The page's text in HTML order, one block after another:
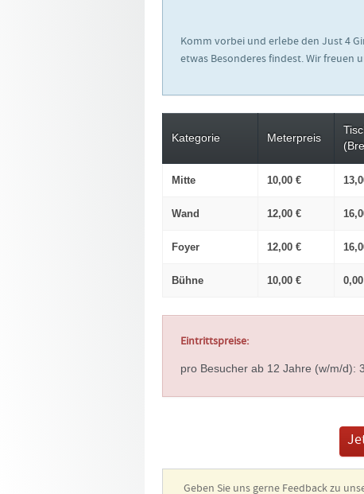
Komm vorbei und erlebe den Just 4
etwas Besonderes findest. Wir freuen
Kategorie Meterpreis
Mitte 10,00 €
Wand 12,00 €
Foyer 12,00 €
Bühne 10,00 €
Eintrittspreise:
pro Besucher ab 12 Jahre (w/m/d):
Geben Sie uns gerne Feedback zu